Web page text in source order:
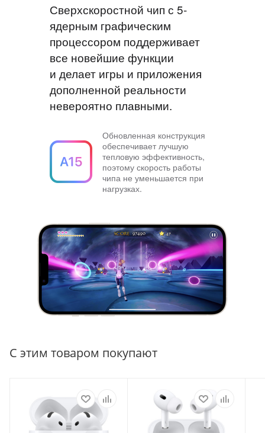
Сверхскоростной чип с 5-
ядерным графическим
процессором поддерживает
все новейшие функции
и делает игры и приложения
дополненной реальности
невероятно плавными.
Обновленная конструкция
обеспечивает лучшую
тепловую эффективность,
поэтому скорость работы
чипа не уменьшается при
нагрузках.
С этим товаром покупают